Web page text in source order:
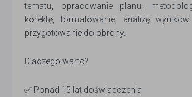
tematu, opracowanie planu,
korektę, formatowanie, analizę
przygotowanie do obrony.
Dlaczego warto?
✅ Ponad 15 lat doświadczenia